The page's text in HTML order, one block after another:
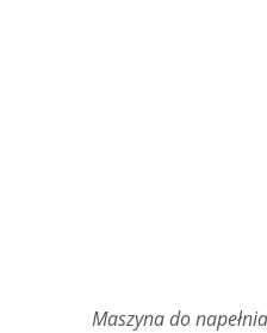
Maszyna do